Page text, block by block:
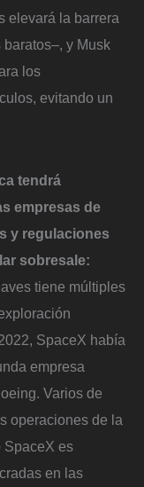
elevará la barrera
y Musk
los
evitando un
tendrá
empresas de
y regulaciones
sobresale:
tiene múltiples
SpaceX había
empresa
Varios de
operaciones de la
SpaceX es
en las